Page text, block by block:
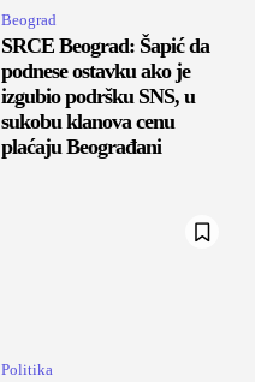
Beograd
SRCE Beograd: Šapić da
podnese ostavku ako je
izgubio podršku SNS, u
sukobu klanova cenu
plaćaju Beograđani
Politika